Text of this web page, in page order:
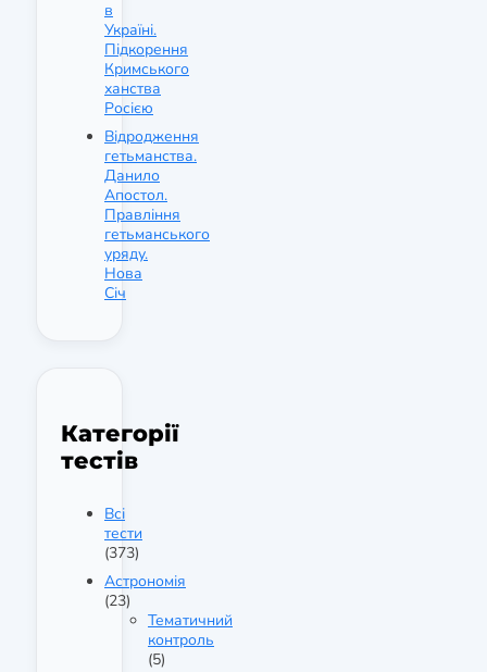
в
Україні.
Підкорення
Кримського
ханства
Росією
Відродження
гетьманства.
Данило
Апостол.
Правління
гетьманського
уряду.
Нова
Січ
Категорії
тестів
Всі
тести
(373)
Астрономія
(23)
Тематичний
контроль
(5)